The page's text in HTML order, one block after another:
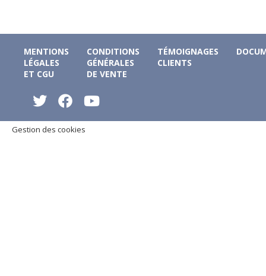
MENTIONS
LÉGALES
ET CGU
CONDITIONS
GÉNÉRALES
DE VENTE
TÉMOIGNAGES
CLIENTS
Gestion des cookies